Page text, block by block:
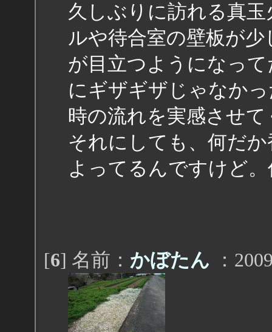
久しぶりに訪れる真
ルや待合室の壁板が
が目立つようになっ
にギザギザじゃなか
時の流れを実感させ
それにしても、何だ
よってるんですけど。
[6] 名前： かぼたん ：